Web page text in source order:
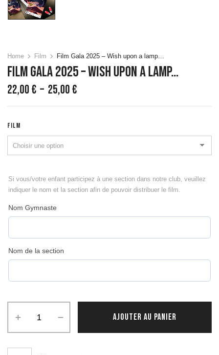
Home Film Film Gala 2025 – Wish upon a lamp…
Film Gala 2025 – Wish Upon A Lamp…
22,00€ – 25,00€Plage
à
FILM
Si vous/votre enfant participez à une section dans notre club, veuillez
indiquer le nom et la section afin de pouvoir distribuer le film.
Nom Gymnaste
Nom de la section
2025
AJOUTER AU PANIER